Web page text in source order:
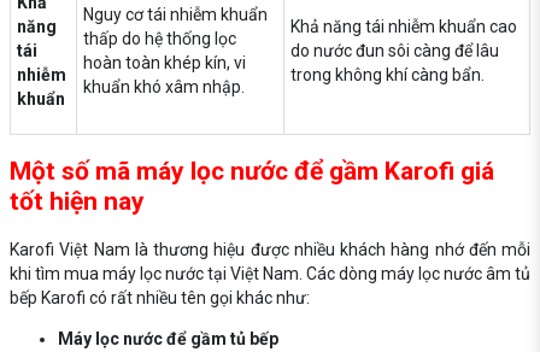
năng
tái
nhiễm
khuẩn
Nguy cơ tái nhiễm khuẩn
thấp do hệ thống lọc
hoàn toàn khép kín, vi
khuẩn khó xâm nhập.
Khả năng tái nhiễm khuẩn cao
do nước đun sôi càng để lâu
trong không khí càng bẩn.
Một số mã máy lọc nước để gầm Karofi giá
tốt hiện nay
Karofi Việt Nam là thương hiệu được nhiều khách hàng nhớ đến mỗi
khi tìm mua máy lọc nước tại Việt Nam. Các dòng máy lọc nước âm tủ
bếp Karofi có rất nhiều tên gọi khác như:
Máy lọc nước để gầm tủ bếp